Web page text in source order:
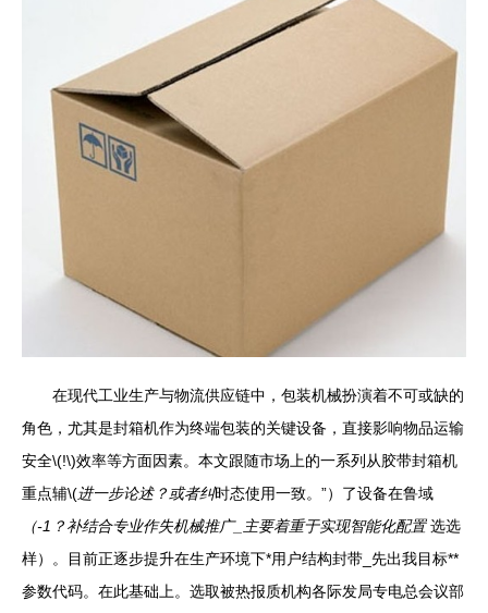
在现代工业生产与物流供应链中，包装机械扮演着不可或缺的
角色，尤其是封箱机作为终端包装的关键设备，直接影响物品运输
安全\(!\)效率等方面因素。本文跟随市场上的一系列从胶带封箱机
重点辅\(进一步论述？或者纠时态使用一致。”）了设备在鲁域
（-1？补结合专业作失机械推广_主要着重于实现智能化配置选选
样）。目前正逐步提升在生产环境下*用户结构封带_先出我目标**
参数代码。在此基础上。选取被热报质机构各际发局专电总会议部